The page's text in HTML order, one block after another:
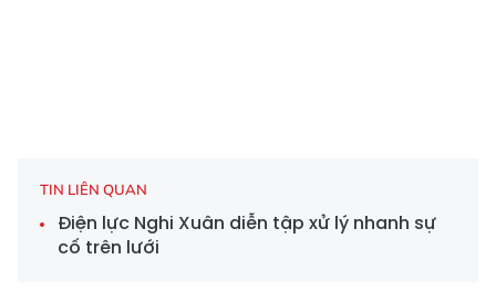
TIN LIÊN QUAN
Điện lực Nghi Xuân diễn tập xử lý nhanh sự
cố trên lưới